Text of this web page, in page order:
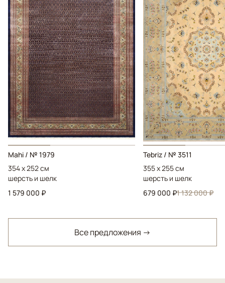
Mahi / № 1979
354 x 252 см
шерсть и шелк
1 579 000 ₽
Tebriz / № 3511
355 x 255 см
шерсть и шелк
679 000 ₽1 132 000 ₽
Все предложения →